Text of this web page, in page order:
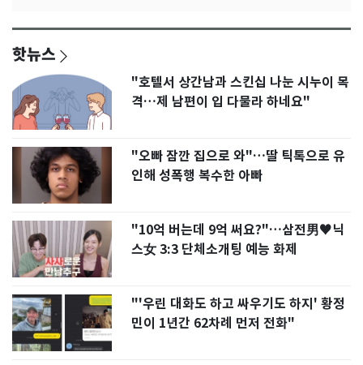
핫뉴스
"호텔서 상간남과 스킨십 나눈 시누이 목
격…제 남편이 입 다물라 하네요"
"오빠 잠깐 집으로 와"…딸 틱톡으로 유
인해 성폭행 복수한 아빠
"10억 버는데 9억 써요?"…삼전男♥닉
스女 3:3 단체소개팅 예능 화제
"'우린 대화도 하고 싸우기도 하지' 황정
민이 1년간 62차례 먼저 전화"